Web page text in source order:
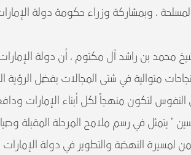
المسلحة ، وبمشاركة وزراء حكومة دولة
محمد بن راشد آل مكتوم ، أن دولة
متوالية في شتى المجالات بفضل الرؤية
النفوس لتكون منهجاً لكل أبناء الإمارات
" يتمثل في رسم ملامح المرحلة المقبلة
لمسيرة النهضة والتطوير في دولة